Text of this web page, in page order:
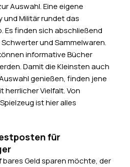
Auswahl. Eine eigene
und Militär rundet das
Es finden sich abschließend
und Sammelwaren.
informative Bücher
Damit die Kleinsten auch
genießen, finden jene
herrlicher Vielfalt. Von
ist hier alles
für
bares Geld sparen möchte, der